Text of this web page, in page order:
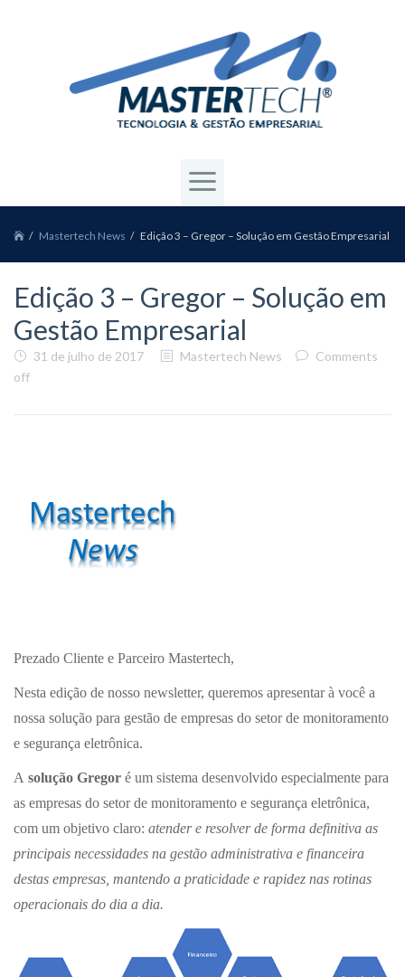
Mastertech News Edição 3 – Gregor – Solução em Gestão Empresarial
Edição 3 – Gregor – Solução em
Gestão Empresarial
31 de julho de 2017 Mastertech News
Comments
off
Prezado Cliente e Parceiro Mastertech,
Nesta edição de nosso newsletter, queremos apresentar à você a
nossa solução para gestão de empresas do setor de monitoramento
e segurança eletrônica.
A solução Gregor é um sistema desenvolvido especialmente para
as empresas do setor de monitoramento e segurança eletrônica,
com um objetivo claro: atender e resolver de forma definitiva as
principais necessidades na gestão administrativa e financeira
destas empresas, mantendo a praticidade e rapidez nas rotinas
operacionais do dia a dia.